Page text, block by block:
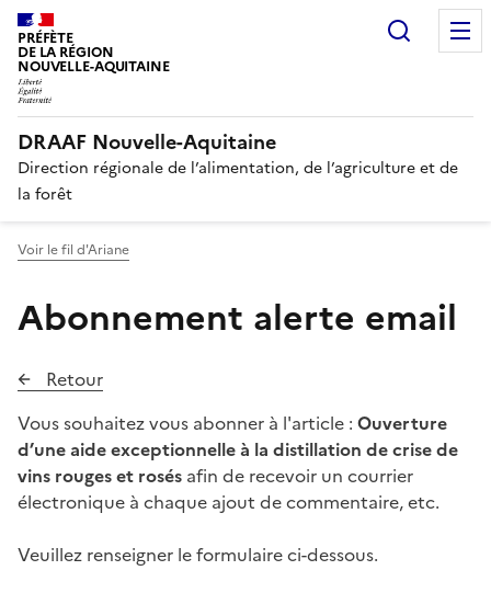
PRÉFÈTE
DE LA RÉGION
NOUVELLE-AQUITAINE
DRAAF Nouvelle-Aquitaine
Direction régionale de l’alimentation, de l’agriculture et de
la forêt
Voir le fil d'Ariane
Abonnement alerte email
Retour
Vous souhaitez vous abonner à l'article : Ouverture
d’une aide exceptionnelle à la distillation de crise de
vins rouges et rosés afin de recevoir un courrier
électronique à chaque ajout de commentaire, etc.
Veuillez renseigner le formulaire ci-dessous.